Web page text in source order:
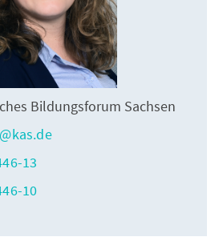
Bildungsforum Sachsen
13
10